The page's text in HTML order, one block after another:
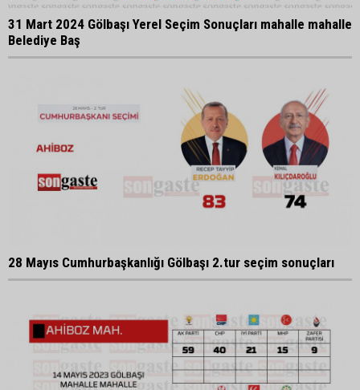
31 Mart 2024 Gölbaşı Yerel Seçim Sonuçları mahalle mahalle
Belediye Baş
28 Mayıs Cumhurbaşkanlığı Gölbaşı 2.tur seçim sonuçları